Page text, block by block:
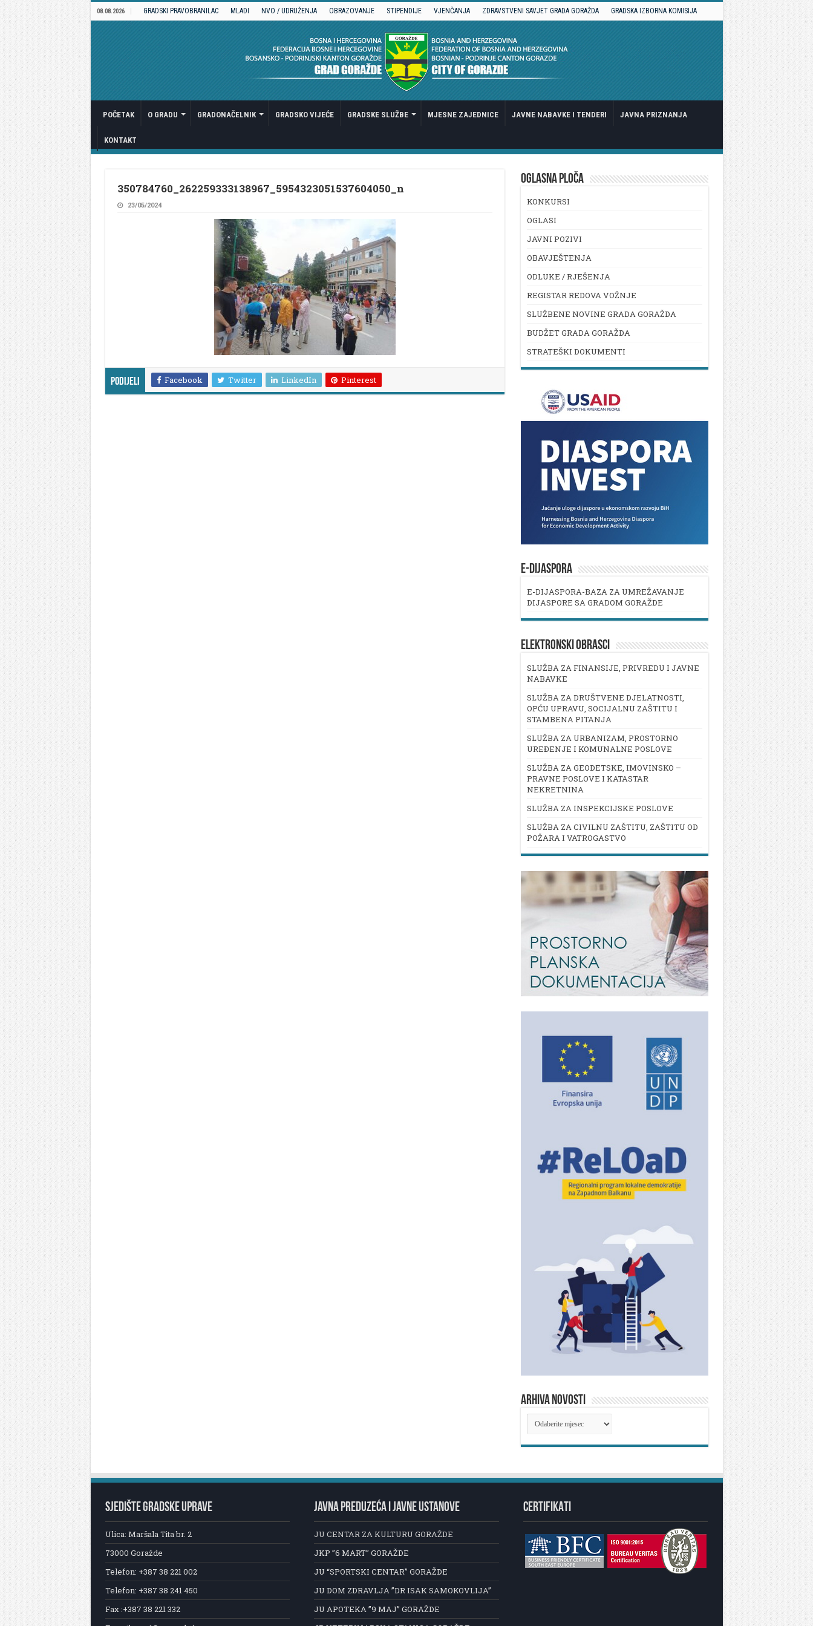
08.08.2026 GRADSKI PRAVOBRANILAC MLADI NVO / UDRUŽENJA OBRAZOVANJE STIPENDIJE VJENČANJA ZDRAVSTVENI SAVJET GRADA GORAŽDA GRADSKA IZBORNA KOMISIJA
POČETAK O GRADU GRADONAČELNIK GRADSKO VIJEĆE GRADSKE SLUŽBE MJESNE ZAJEDNICE JAVNE NABAVKE I TENDERI JAVNA PRIZNANJA
KONTAKT
350784760_262259333138967_5954323051537604050_n
23/05/2024
Podijeli Facebook Twitter LinkedIn Pinterest
OGLASNA PLOČA
KONKURSI
OGLASI
JAVNI POZIVI
OBAVJEŠTENJA
ODLUKE / RJEŠENJA
REGISTAR REDOVA VOŽNJE
SLUŽBENE NOVINE GRADA GORAŽDA
BUDŽET GRADA GORAŽDA
STRATEŠKI DOKUMENTI
E-DIJASPORA
E-DIJASPORA-BAZA ZA UMREŽAVANJE
DIJASPORE SA GRADOM GORAŽDE
ELEKTRONSKI OBRASCI
SLUŽBA ZA FINANSIJE, PRIVREDU I JAVNE
NABAVKE
SLUŽBA ZA DRUŠTVENE DJELATNOSTI,
OPĆU UPRAVU, SOCIJALNU ZAŠTITU I
STAMBENA PITANJA
SLUŽBA ZA URBANIZAM, PROSTORNO
UREĐENJE I KOMUNALNE POSLOVE
SLUŽBA ZA GEODETSKE, IMOVINSKO –
PRAVNE POSLOVE I KATASTAR
NEKRETNINA
SLUŽBA ZA INSPEKCIJSKE POSLOVE
SLUŽBA ZA CIVILNU ZAŠTITU, ZAŠTITU OD
POŽARA I VATROGASTVO
ARHIVA NOVOSTI
ARHIVA
NOVOSTI
SJEDIŠTE GRADSKE UPRAVE
Ulica: Maršala Tita br. 2
73000 Goražde
Telefon: +387 38 221 002
Telefon: +387 38 241 450
Fax :+387 38 221 332
JAVNA PREDUZEĆA I JAVNE USTANOVE
JU CENTAR ZA KULTURU GORAŽDE
JKP ”6 MART” GORAŽDE
JU “SPORTSKI CENTAR” GORAŽDE
JU DOM ZDRAVLJA ”DR ISAK SAMOKOVLIJA”
JU APOTEKA ”9 MAJ” GORAŽDE
CERTIFIKATI